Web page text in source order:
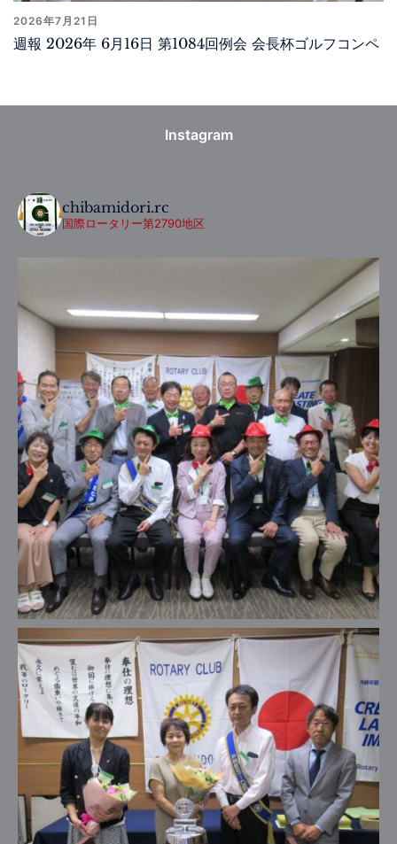
2026年7月21日
週報 2026年 6月16日 第1084回例会 会長杯ゴルフコンペ
Instagram
chibamidori.rc
国際ロータリー第2790地区